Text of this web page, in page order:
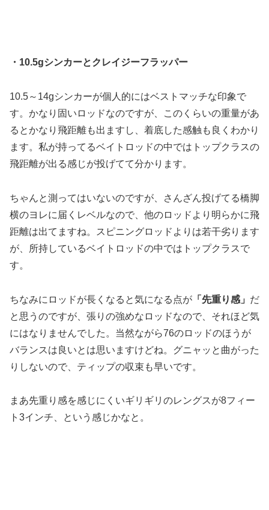
・10.5gシンカーとクレイジーフラッパー
10.5～14gシンカーが個人的にはベストマッチな印象で
す。かなり固いロッドなのですが、このくらいの重量があ
るとかなり飛距離も出ますし、着底した感触も良くわかり
ます。私が持ってるベイトロッドの中ではトップクラスの
飛距離が出る感じが投げてて分かります。
ちゃんと測ってはいないのですが、さんざん投げてる橋脚
横のヨレに届くレベルなので、他のロッドより明らかに飛
距離は出てますね。スピニングロッドよりは若干劣ります
が、所持しているベイトロッドの中ではトップクラスで
す。
ちなみにロッドが長くなると気になる点が 「先重り感」 だ
と思うのですが、張りの強めなロッドなので、それほど気
にはなりませんでした。当然ながら76のロッドのほうが
バランスは良いとは思いますけどね。グニャッと曲がった
りしないので、ティップの収束も早いです。
まあ先重り感を感じにくいギリギリのレングスが8フィー
ト3インチ、という感じかなと。